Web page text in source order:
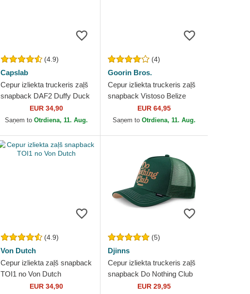
(4.9)
Capslab
Cepur izliekta truckeris zaļš
snapback DAF2 Duffy Duck
Looney Tunes no Capslab
EUR 34,90
Saņem toOtrdiena, 11. Aug.
(4)
Goorin Bros.
Cepur izliekta truckeris zaļš
snapback Vistoso Belize
Toucan The Farm no Goorin
Bros.
EUR 64,95
Saņem to Otrdiena, 11. Aug.
(4.9)
Von Dutch
Cepur izliekta zaļš snapback
TOI1 no Von Dutch
EUR 34,90
(5)
Djinns
Cepur izliekta truckeris zaļš
snapback Do Nothing Club
HFT DNC 30th no Djinns
EUR 29,95